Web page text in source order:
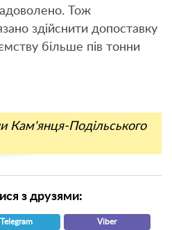
Тож
здійснити допоставку
більше пів тонни
Кам'янця-Подільського
з друзями:
Telegram Viber